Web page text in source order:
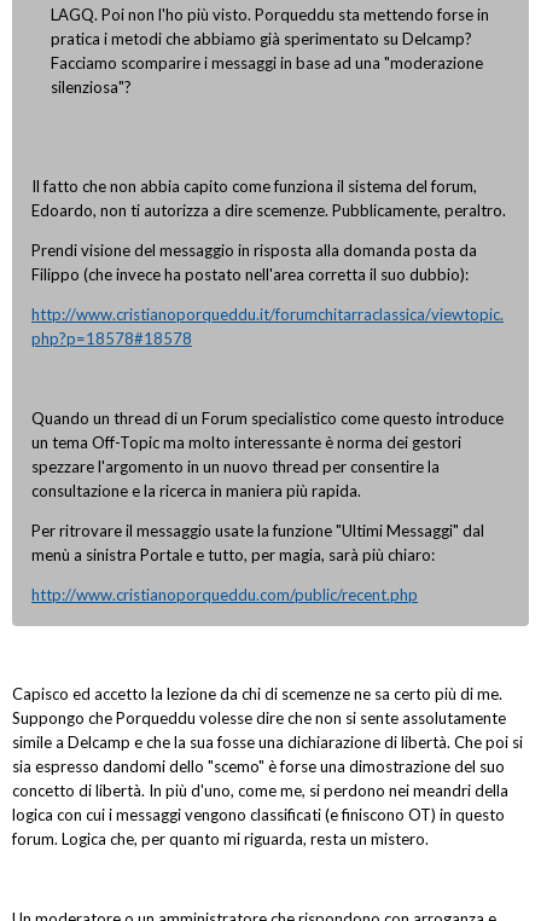
LAGQ. Poi non l'ho più visto. Porqueddu sta mettendo forse in
pratica i metodi che abbiamo già sperimentato su Delcamp?
Facciamo scomparire i messaggi in base ad una "moderazione
silenziosa"?
Il fatto che non abbia capito come funziona il sistema del forum,
Edoardo, non ti autorizza a dire scemenze. Pubblicamente, peraltro.
Prendi visione del messaggio in risposta alla domanda posta da
Filippo (che invece ha postato nell'area corretta il suo dubbio):
http://www.cristianoporqueddu.it/forumchitarraclassica/viewtopic.
php?p=18578#18578
Quando un thread di un Forum specialistico come questo introduce
un tema Off-Topic ma molto interessante è norma dei gestori
spezzare l'argomento in un nuovo thread per consentire la
consultazione e la ricerca in maniera più rapida.
Per ritrovare il messaggio usate la funzione "Ultimi Messaggi" dal
menù a sinistra Portale e tutto, per magia, sarà più chiaro:
http://www.cristianoporqueddu.com/public/recent.php
Capisco ed accetto la lezione da chi di scemenze ne sa certo più di me.
Suppongo che Porqueddu volesse dire che non si sente assolutamente
simile a Delcamp e che la sua fosse una dichiarazione di libertà. Che poi si
sia espresso dandomi dello "scemo" è forse una dimostrazione del suo
concetto di libertà. In più d'uno, come me, si perdono nei meandri della
logica con cui i messaggi vengono classificati (e finiscono OT) in questo
forum. Logica che, per quanto mi riguarda, resta un mistero.